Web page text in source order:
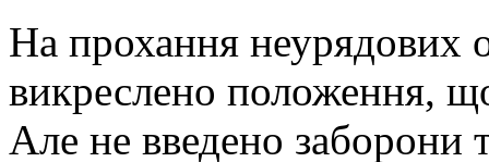
На прохання неурядових
викреслено положення,
Але не введено заборони